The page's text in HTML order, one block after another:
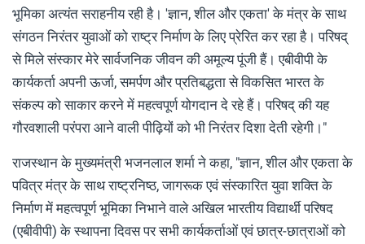
भूमिका अत्यंत सराहनीय रही है। 'ज्ञान, शील और एकता' के मंत्र के साथ
संगठन निरंतर युवाओं को राष्ट्र निर्माण के लिए प्रेरित कर रहा है। परिषद्
से मिले संस्कार मेरे सार्वजनिक जीवन की अमूल्य पूंजी हैं। एबीवीपी के
कार्यकर्ता अपनी ऊर्जा, समर्पण और प्रतिबद्धता से विकसित भारत के
संकल्प को साकार करने में महत्वपूर्ण योगदान दे रहे हैं। परिषद् की यह
गौरवशाली परंपरा आने वाली पीढ़ियों को भी निरंतर दिशा देती रहेगी।"
राजस्थान के मुख्यमंत्री भजनलाल शर्मा ने कहा, "ज्ञान, शील और एकता के
पवित्र मंत्र के साथ राष्ट्रनिष्ठ, जागरूक एवं संस्कारित युवा शक्ति के
निर्माण में महत्वपूर्ण भूमिका निभाने वाले अखिल भारतीय विद्यार्थी परिषद
(एबीवीपी) के स्थापना दिवस पर सभी कार्यकर्ताओं एवं छात्र-छात्राओं को